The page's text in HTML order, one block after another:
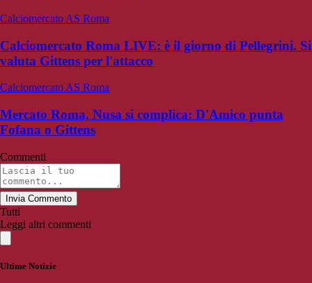
Calciomercato AS Roma
Calciomercato Roma LIVE: è il giorno di Pellegrini. Si
valuta Gittens per l'attacco
Calciomercato AS Roma
Mercato Roma, Nusa si complica: D'Amico punta
Fofana o Gittens
Commenti
Invia Commento
Tutti
Leggi altri commenti
Ultime Notizie